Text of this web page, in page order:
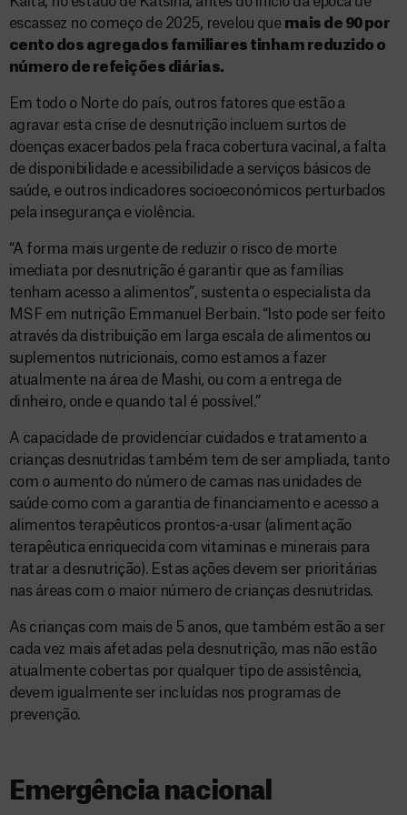
escassez no começo de 2025, revelou que mais de 90 por
cento dos agregados familiares tinham reduzido o
número de refeições diárias.
Em todo o Norte do país, outros fatores que estão a
agravar esta crise de desnutrição incluem surtos de
doenças exacerbados pela fraca cobertura vacinal, a falta
de disponibilidade e acessibilidade a serviços básicos de
saúde, e outros indicadores socioeconómicos perturbados
pela insegurança e violência.
“A forma mais urgente de reduzir o risco de morte
imediata por desnutrição é garantir que as famílias
tenham acesso a alimentos”, sustenta o especialista da
MSF em nutrição Emmanuel Berbain. “Isto pode ser feito
através da distribuição em larga escala de alimentos ou
suplementos nutricionais, como estamos a fazer
atualmente na área de Mashi, ou com a entrega de
dinheiro, onde e quando tal é possível.”
A capacidade de providenciar cuidados e tratamento a
crianças desnutridas também tem de ser ampliada, tanto
com o aumento do número de camas nas unidades de
saúde como com a garantia de financiamento e acesso a
alimentos terapêuticos prontos-a-usar (alimentação
terapêutica enriquecida com vitaminas e minerais para
tratar a desnutrição). Estas ações devem ser prioritárias
nas áreas com o maior número de crianças desnutridas.
As crianças com mais de 5 anos, que também estão a ser
cada vez mais afetadas pela desnutrição, mas não estão
atualmente cobertas por qualquer tipo de assistência,
devem igualmente ser incluídas nos programas de
prevenção.
Emergência nacional